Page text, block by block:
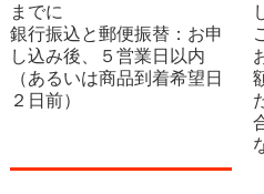
までに
銀行振込と郵便振替：お申
し込み後、５営業日以内
（あるいは商品到着希望日
２日前）